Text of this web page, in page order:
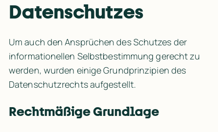
Datenschutzes
Um auch den Ansprüchen des Schutzes der
informationellen Selbstbestimmung gerecht zu
werden, wurden einige Grundprinzipien des
Datenschutzrechts aufgestellt.
Rechtmäßige Grundlage